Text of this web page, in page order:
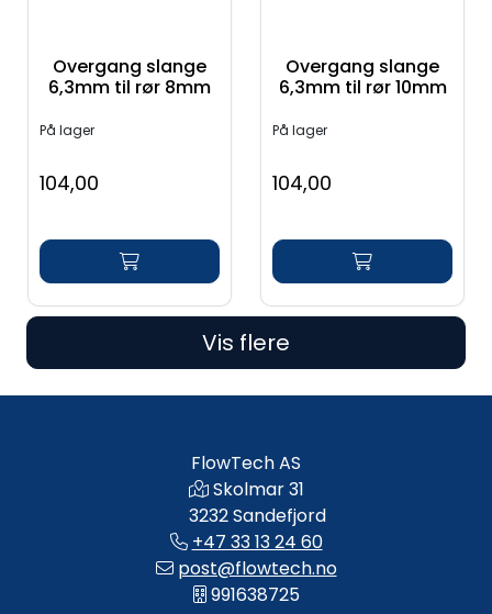
Overgang slange
6,3mm til rør 8mm
På lager
104,00
Overgang slange
6,3mm til rør 10mm
På lager
104,00
Vis flere
FlowTech AS
Skolmar 31
3232 Sandefjord
+47 33 13 24 60
post@flowtech.no
991638725